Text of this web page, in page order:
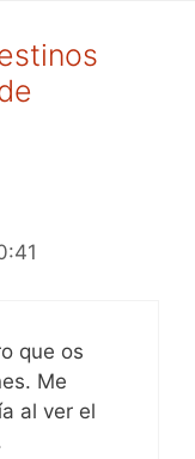
que os
Me
al ver el